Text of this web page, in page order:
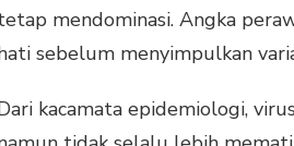
mendominasi. Angka
sebelum menyimpulkan
kacamata epidemiologi,